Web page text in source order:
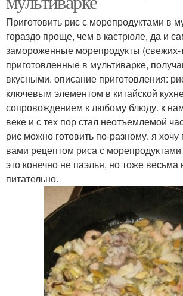
Приготовить рис с морепродуктами в
гораздо проще, чем в кастрюле, да и
замороженные морепродукты (свежих-
приготовленные в мультиварке,
вкусными. описание приготовления:
ключевым элементом в китайской
сопровождением к любому блюду. к
веке и с тех пор стал неотъемлемой
рис можно готовить по-разному. я хочу
вами рецептом риса с морепродуктами
это конечно не паэлья, но тоже весьма
питательно.